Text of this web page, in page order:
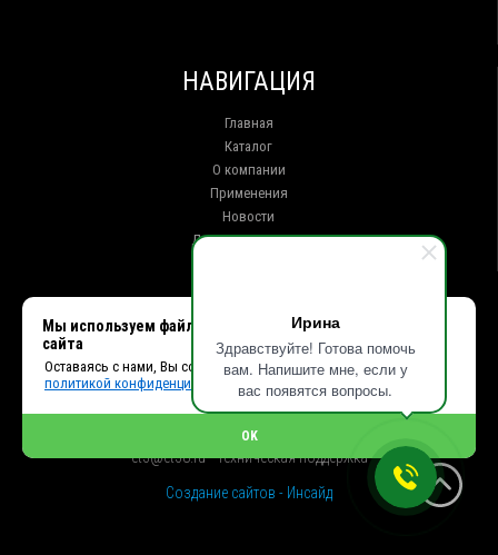
Ирина
Здравствуйте! Готова помочь
вам. Напишите мне, если у
вас появятся вопросы.
НАВИГАЦИЯ
Главная
Каталог
О компании
Применения
Новости
Доставка и оплата
г. Иркутск ул. Клары Цеткин, 16, офис 15
+7 (914) 010-76-83, 8 (3952) 93-27-93 - Отдел продаж
+7 (950) 075-85-99 - Техническая поддержка
info@et38.ru - Общая почта
et2@et38.ru - Отдел продаж
et3@et38.ru - Техническая поддержка
Создание сайтов - Инсайд
Мы используем файлы cookie, чтобы улучшить работу
сайта
Оставаясь с нами, Вы соглашаетесь с использованием cookies и
политикой конфиденциальности.
OK